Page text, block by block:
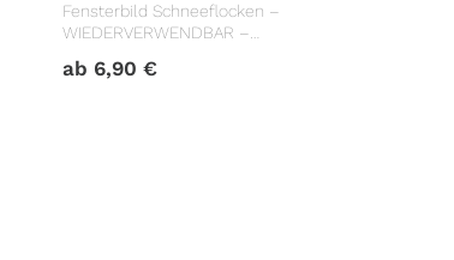
Fensterbild Schneeflocken –
WIEDERVERWENDBAR –
ab 6,90 €